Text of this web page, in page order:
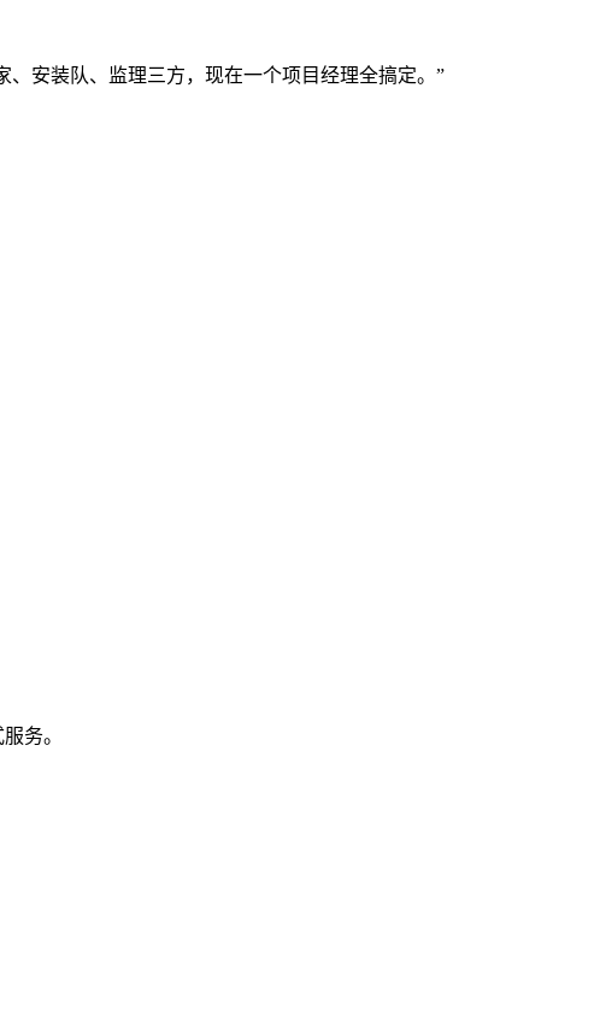
安装队、监理三方，现在一个项目经理全搞定。”
务。